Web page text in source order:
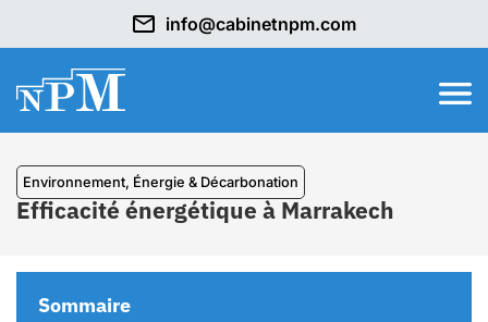
info@cabinetnpm.com
Environnement, Énergie & Décarbonation
Efficacité énergétique à Marrakech
Sommaire